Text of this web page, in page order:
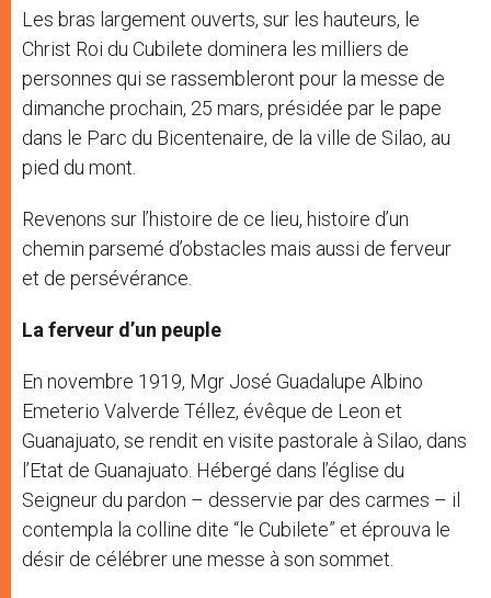
Les bras largement ouverts, sur les hauteurs, le
Christ Roi du Cubilete dominera les milliers de
personnes qui se rassembleront pour la messe de
dimanche prochain, 25 mars, présidée par le pape
dans le Parc du Bicentenaire, de la ville de Silao, au
pied du mont.
Revenons sur l’histoire de ce lieu, histoire d’un
chemin parsemé d’obstacles mais aussi de ferveur
et de persévérance.
La ferveur d’un peuple
En novembre 1919, Mgr José Guadalupe Albino
Emeterio Valverde Téllez, évêque de Leon et
Guanajuato, se rendit en visite pastorale à Silao, dans
l’Etat de Guanajuato. Hébergé dans l’église du
Seigneur du pardon – desservie par des carmes – il
contempla la colline dite “le Cubilete” et éprouva le
désir de célébrer une messe à son sommet.